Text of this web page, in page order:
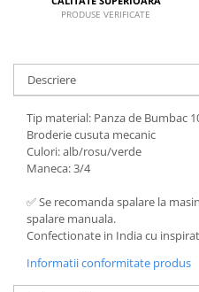
PRODUSE VERIFICATE
Descriere
Tip material: Panza de
Broderie cusuta mecanic
Culori: alb/rosu/verde
Maneca: 3/4
✅ Se recomanda spalare la
spalare manuala.
Confectionate in India cu
Informatii conformitate produs